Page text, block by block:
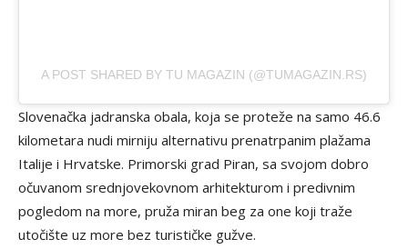
A POST SHARED BY TU MAGAZIN (@TUMAGAZIN.RS)
Slovenačka jadranska obala, koja se proteže na samo 46.6
kilometara nudi mirniju alternativu prenatrpanim plažama
Italije i Hrvatske. Primorski grad Piran, sa svojom dobro
očuvanom srednjovekovnom arhitekturom i predivnim
pogledom na more, pruža miran beg za one koji traže
utočište uz more bez turističke gužve.